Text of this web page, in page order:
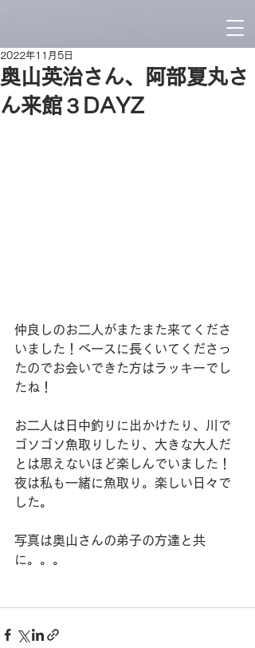
奥山英治さん、阿部夏丸さ
ん来館３DAYZ
2022年11月5日
仲良しのお二人がまたまた来てくださ
いました！ベースに長くいてくださっ
たのでお会いできた方はラッキーでし
たね！
お二人は日中釣りに出かけたり、川で
ゴソゴソ魚取りしたり、大きな大人だ
とは思えないほど楽しんでいました！
夜は私も一緒に魚取り。楽しい日々で
した。
写真は奥山さんの弟子の方達と共
に。。。